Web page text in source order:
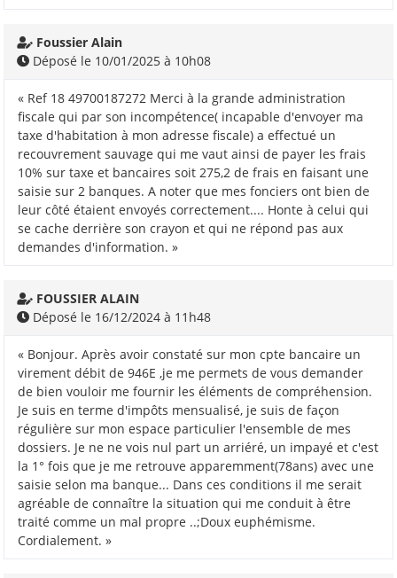
Foussier Alain
Déposé le 10/01/2025 à 10h08
« Ref 18 49700187272 Merci à la grande administration
fiscale qui par son incompétence( incapable d'envoyer ma
taxe d'habitation à mon adresse fiscale) a effectué un
recouvrement sauvage qui me vaut ainsi de payer les frais
10% sur taxe et bancaires soit 275,2 de frais en faisant une
saisie sur 2 banques. A noter que mes fonciers ont bien de
leur côté étaient envoyés correctement.... Honte à celui qui
se cache derrière son crayon et qui ne répond pas aux
demandes d'information. »
FOUSSIER ALAIN
Déposé le 16/12/2024 à 11h48
« Bonjour. Après avoir constaté sur mon cpte bancaire un
virement débit de 946E ,je me permets de vous demander
de bien vouloir me fournir les éléments de compréhension.
Je suis en terme d'impôts mensualisé, je suis de façon
régulière sur mon espace particulier l'ensemble de mes
dossiers. Je ne ne vois nul part un arriéré, un impayé et c'est
la 1° fois que je me retrouve apparemment(78ans) avec une
saisie selon ma banque... Dans ces conditions il me serait
agréable de connaître la situation qui me conduit à être
traité comme un mal propre ..;Doux euphémisme.
Cordialement. »